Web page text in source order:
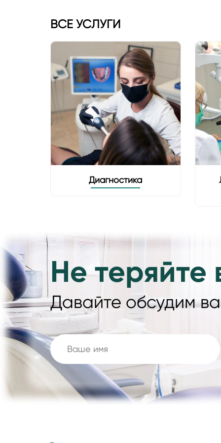
ВСЕ УСЛУГИ
Диагностика
Не теряйте
Давайте обсудим